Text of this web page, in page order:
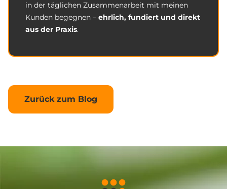
in der täglichen Zusammenarbeit mit meinen
Kunden begegnen – ehrlich, fundiert und direkt
aus der Praxis.
Zurück zum Blog